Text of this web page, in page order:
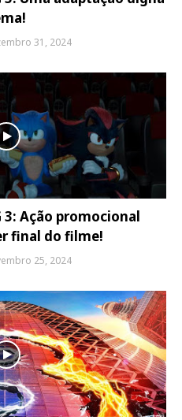
31, 2024
3: Ação promocional
final do filme!
25, 2024